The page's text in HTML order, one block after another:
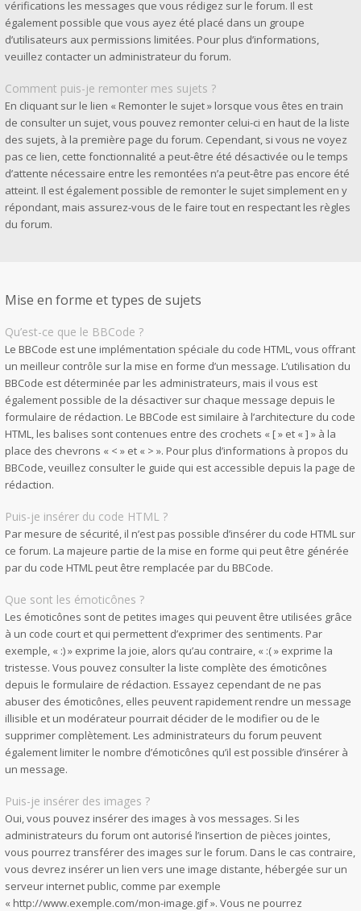
vérifications les messages que vous rédigez sur le forum. Il est
également possible que vous ayez été placé dans un groupe
d’utilisateurs aux permissions limitées. Pour plus d’informations,
veuillez contacter un administrateur du forum.
Comment puis-je remonter mes sujets ?
En cliquant sur le lien « Remonter le sujet » lorsque vous êtes en train
de consulter un sujet, vous pouvez remonter celui-ci en haut de la liste
des sujets, à la première page du forum. Cependant, si vous ne voyez
pas ce lien, cette fonctionnalité a peut-être été désactivée ou le temps
d’attente nécessaire entre les remontées n’a peut-être pas encore été
atteint. Il est également possible de remonter le sujet simplement en y
répondant, mais assurez-vous de le faire tout en respectant les règles
du forum.
Mise en forme et types de sujets
Qu’est-ce que le BBCode ?
Le BBCode est une implémentation spéciale du code HTML, vous offrant
un meilleur contrôle sur la mise en forme d’un message. L’utilisation du
BBCode est déterminée par les administrateurs, mais il vous est
également possible de la désactiver sur chaque message depuis le
formulaire de rédaction. Le BBCode est similaire à l’architecture du code
HTML, les balises sont contenues entre des crochets « [ » et « ] » à la
place des chevrons « < » et « > ». Pour plus d’informations à propos du
BBCode, veuillez consulter le guide qui est accessible depuis la page de
rédaction.
Puis-je insérer du code HTML ?
Par mesure de sécurité, il n’est pas possible d’insérer du code HTML sur
ce forum. La majeure partie de la mise en forme qui peut être générée
par du code HTML peut être remplacée par du BBCode.
Que sont les émoticônes ?
Les émoticônes sont de petites images qui peuvent être utilisées grâce
à un code court et qui permettent d’exprimer des sentiments. Par
exemple, « :) » exprime la joie, alors qu’au contraire, « :( » exprime la
tristesse. Vous pouvez consulter la liste complète des émoticônes
depuis le formulaire de rédaction. Essayez cependant de ne pas
abuser des émoticônes, elles peuvent rapidement rendre un message
illisible et un modérateur pourrait décider de le modifier ou de le
supprimer complètement. Les administrateurs du forum peuvent
également limiter le nombre d’émoticônes qu’il est possible d’insérer à
un message.
Puis-je insérer des images ?
Oui, vous pouvez insérer des images à vos messages. Si les
administrateurs du forum ont autorisé l’insertion de pièces jointes,
vous pourrez transférer des images sur le forum. Dans le cas contraire,
vous devrez insérer un lien vers une image distante, hébergée sur un
serveur internet public, comme par exemple
« http://www.exemple.com/mon-image.gif ». Vous ne pourrez